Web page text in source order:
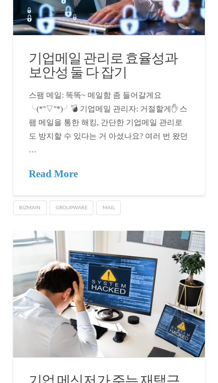
기업메일 관리로 효율성과
보안성 둘 다 잡기
스팸 메일: 똑똑~ 메일함 좀 들어갈게요
╰(*°▽°*)╯💣 기업메일 관리자: 거절할게✋ 스
팸 메일을 통한 해킹, 간단한 기업메일 관리로
도 방지할 수 있다는 거 아셨나요? 여러 번 왔던
…
Read More
BIZMAIN GROUPWARE MAIL
기업 메신저가 주는 재택근